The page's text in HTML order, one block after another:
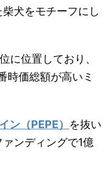
犬をモチーフにし
に位置しており、
時価総額が高いミ
ン（PEPE） を抜い
ンディングで1億